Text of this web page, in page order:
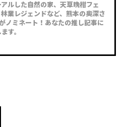
ルした自然の家、天草晩柑フェ
業レジェンドなど、熊本の奥深さ
ノミネート！あなたの推し記事に
す。